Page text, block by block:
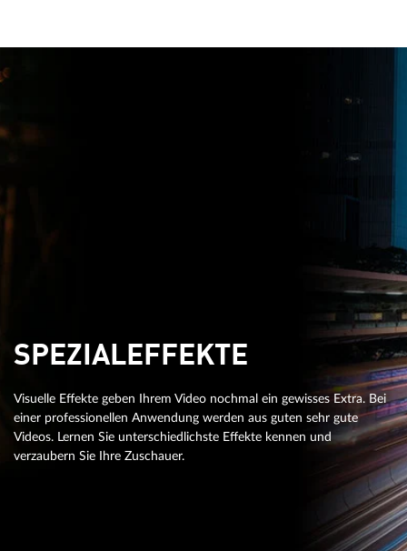
SPEZIALEFFEKTE
Visuelle Effekte geben Ihrem Video nochmal ein gewisses Extra. Bei
einer professionellen Anwendung werden aus guten sehr gute
Videos. Lernen Sie unterschiedlichste Effekte kennen und
verzaubern Sie Ihre Zuschauer.